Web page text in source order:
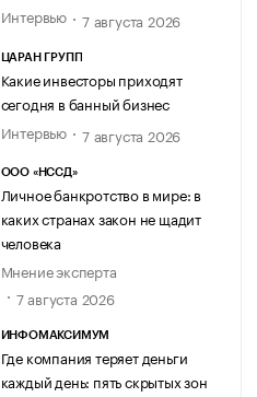
Интервью
7 августа 2026
ЦАРАН ГРУПП
Какие инвесторы приходят
сегодня в банный бизнес
Интервью
7 августа 2026
ООО «НССД»
Личное банкротство в мире: в
каких странах закон не щадит
человека
Мнение эксперта
7 августа 2026
ИНФОМАКСИМУМ
Где компания теряет деньги
каждый день: пять скрытых зон